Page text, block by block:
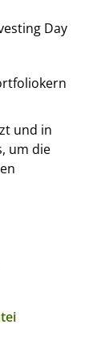
Day
und in
um die